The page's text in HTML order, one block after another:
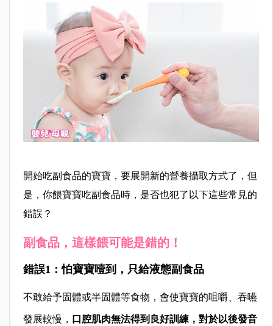
開始吃副食品的寶寶，要展開新的營養攝取方式了，但
是，你餵寶寶吃副食品時，是否也犯了以下這些常見的
錯誤？
副食品，這樣餵可能是錯的！
錯誤1：怕寶寶噎到，只給液態副食品
不敢給予固體或半固體等食物，會使寶寶的咀嚼、吞嚥
發展較慢， 口腔肌肉無法得到良好訓練，對於以後發音